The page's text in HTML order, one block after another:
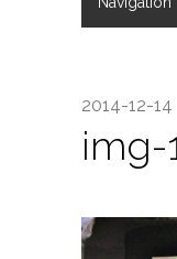
2014-12-14
img-